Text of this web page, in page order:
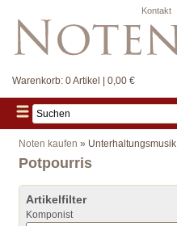
Kontakt
Warenkorb: 0 Artikel | 0,00 €
Noten kaufen » Unterhaltungsmusik
Potpourris
Artikelfilter
Komponist